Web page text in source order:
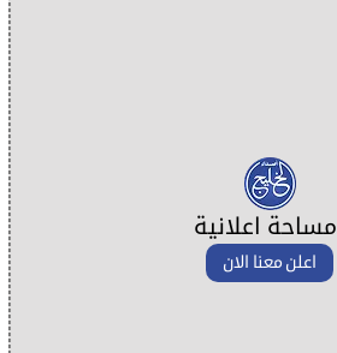
مساحة اعلانية
اعلن معنا الان